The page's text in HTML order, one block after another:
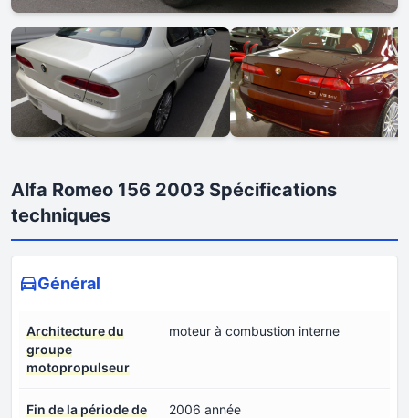
Alfa Romeo 156 2003 Spécifications
techniques
Général
Architecture du
groupe
motopropulseur
moteur à combustion interne
Fin de la période de
2006 année